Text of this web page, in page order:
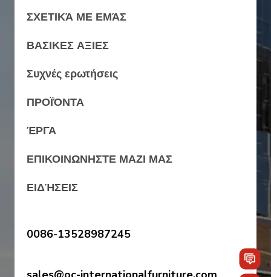
ΣΧΕΤΙΚΆ ΜΕ ΕΜΆΣ
ΒΑΣΙΚΕΣ ΑΞΙΕΣ
Συχνές ερωτήσεις
ΠΡΟΪΌΝΤΑ
ΈΡΓΑ
ΕΠΙΚΟΙΝΩΝΗΣΤΕ ΜΑΖΙ ΜΑΣ
ΕΙΔΉΣΕΙΣ
0086-13528987245